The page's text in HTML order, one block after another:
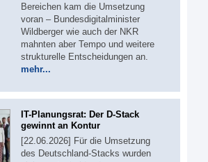
Bereichen kam die Umsetzung
voran – Bundesdigitalminister
Wildberger wie auch der NKR
mahnten aber Tempo und weitere
strukturelle Entscheidungen an.
mehr...
IT-Planungsrat: Der D-Stack
gewinnt an Kontur
[22.06.2026] Für die Umsetzung
des Deutschland-Stacks wurden